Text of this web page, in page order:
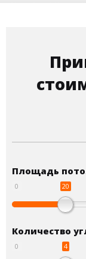
Площадь
0 20
Количество
0 4